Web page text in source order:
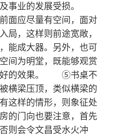
及事业的发展受损。
面应尽量有空间，面对
局，这样则前途宽敞，
能成大器。另外，也可
间为明堂，既能够观赏
好的效果。 ⑤书桌不
横梁压顶，类似横梁的
这样的情形，则象征处
的门向也要注意，首先
则会令文昌受水火冲